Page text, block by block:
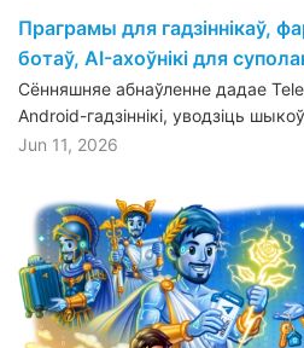
Праграмы для гадзіннікаў,
ботаў, AI-ахоўнікі для
Сённяшняе абнаўленне дадае
Android-гадзіннікі, уводзіць
Jun 11, 2026